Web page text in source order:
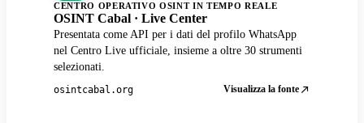
CENTRO OPERATIVO OSINT IN TEMPO REALE
OSINT Cabal · Live Center
Presentata come API per i dati del profilo WhatsApp
nel Centro Live ufficiale, insieme a oltre 30 strumenti
selezionati.
osintcabal.org Visualizza la fonte